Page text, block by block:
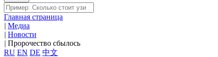
Главная страница
| Медиа
| Новости
| Пророчество сбылось
RU EN DE 中文